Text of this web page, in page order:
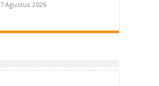
7 Agustus 2026